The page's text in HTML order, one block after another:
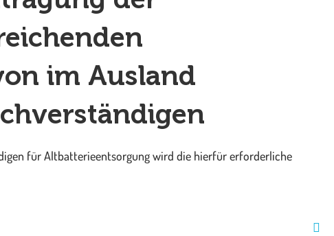
im Ausland
für Altbatterieentsorgung wird die hierfür erforderliche